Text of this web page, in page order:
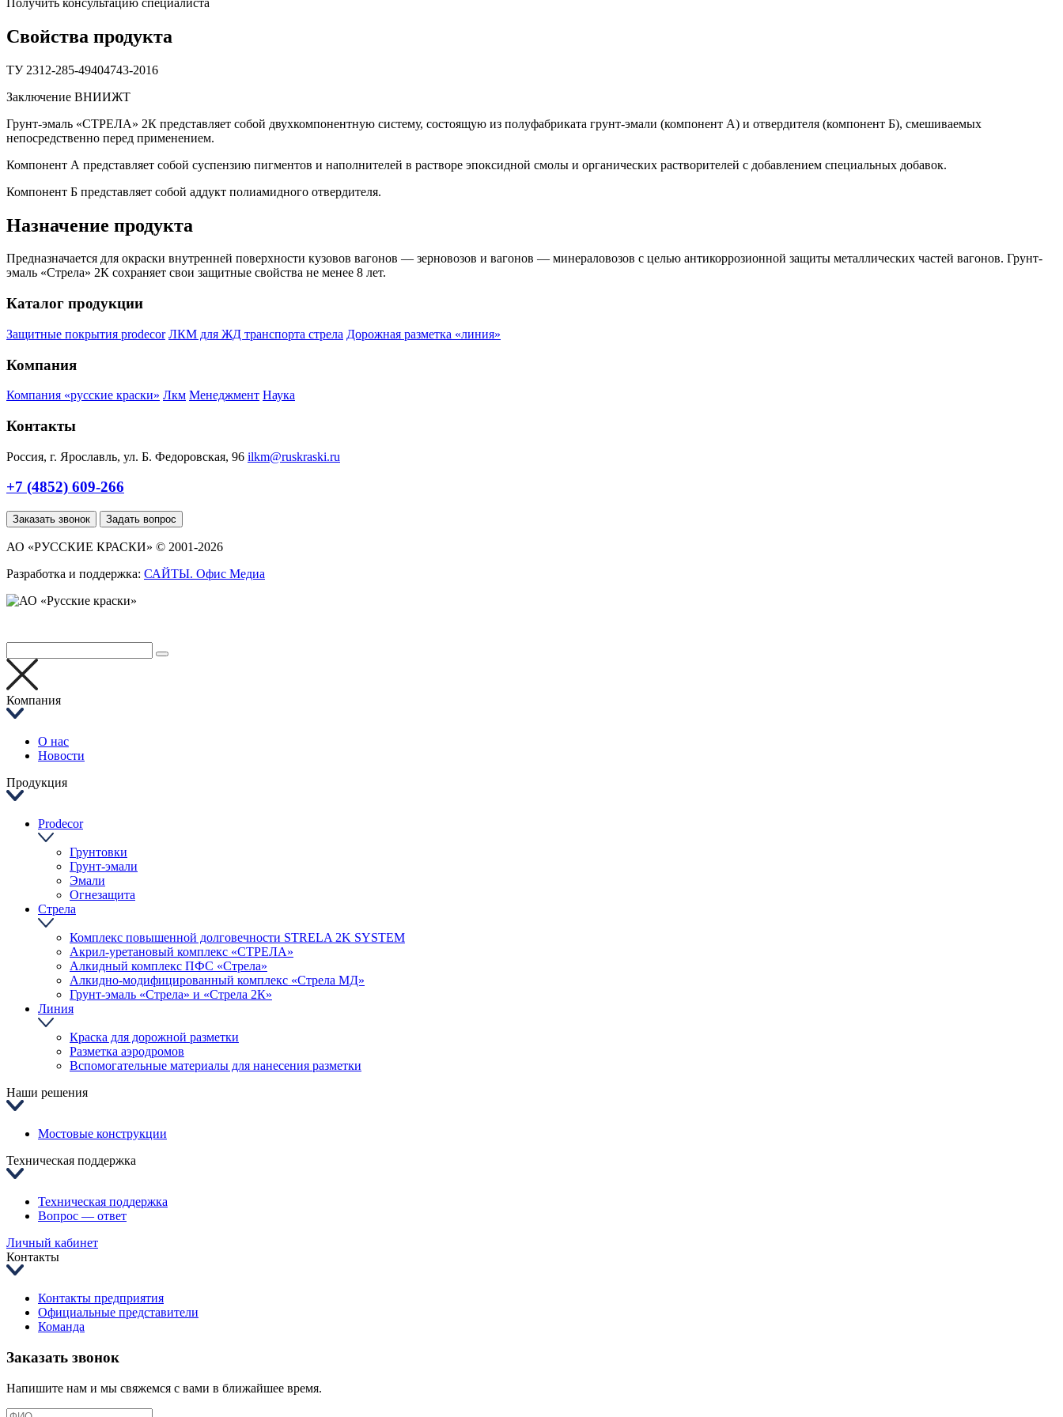
Свойства продукта
ТУ 2312-285-49404743-2016
Заключение ВНИИЖТ
Грунт-эмаль «СТРЕЛА» 2К представляет собой двухкомпонентную систему, состоящую из полуфабриката грунт-эмали (компонент А) и отвердителя (компонент Б), смешиваемых
непосредственно перед применением.
Компонент А представляет собой суспензию пигментов и наполнителей в растворе эпоксидной смолы и органических растворителей с добавлением специальных добавок.
Компонент Б представляет собой аддукт полиамидного отвердителя.
Назначение продукта
Предназначается для окраски внутренней поверхности кузовов вагонов — зерновозов и вагонов — минераловозов с целью антикоррозионной защиты металлических частей вагонов. Грунт-
эмаль «Стрела» 2К сохраняет свои защитные свойства не менее 8 лет.
Каталог продукции
Защитные покрытия prodecor ЛКМ для ЖД транспорта стрела Дорожная разметка «линия»
Компания
Компания «русские краски» Лкм Менеджмент Наука
Контакты
Россия, г. Ярославль, ул. Б. Федоровская, 96 ilkm@ruskraski.ru
+7 (4852) 609-266
Заказать звонок Задать вопрос
АО «РУССКИЕ КРАСКИ» © 2001-2026
Разработка и поддержка: САЙТЫ. Офис Медиа
Компания
О нас
Новости
Продукция
Prodecor
Грунтовки
Грунт-эмали
Эмали
Огнезащита
Стрела
Комплекс повышенной долговечности STRELA 2K SYSTEM
Акрил-уретановый комплекс «СТРЕЛА»
Алкидный комплекс ПФС «Стрела»
Алкидно-модифицированный комплекс «Стрела МД»
Грунт-эмаль «Стрела» и «Стрела 2К»
Линия
Краска для дорожной разметки
Разметка аэродромов
Вспомогательные материалы для нанесения разметки
Наши решения
Мостовые конструкции
Техническая поддержка
Техническая поддержка
Вопрос — ответ
Личный кабинет
Контакты
Контакты предприятия
Официальные представители
Команда
Заказать звонок
Напишите нам и мы свяжемся с вами в ближайшее время.